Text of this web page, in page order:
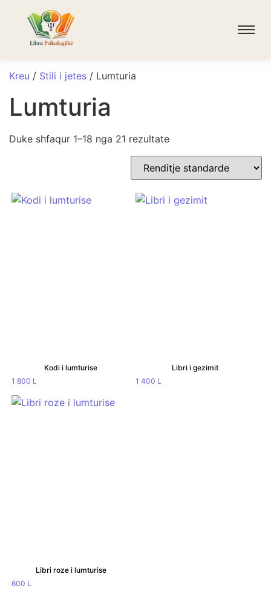
Kreu / Stili i jetes / Lumturia
Lumturia
Duke shfaqur 1–18 nga 21 rezultate
Kodi i lumturise
1 800 L
Libri i gezimit
1 400 L
Libri roze i lumturise
600 L